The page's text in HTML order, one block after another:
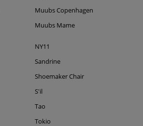
Muubs Copenhagen
Muubs Mame
NY11
Sandrine
Shoemaker Chair
S'il
Tao
Tokio